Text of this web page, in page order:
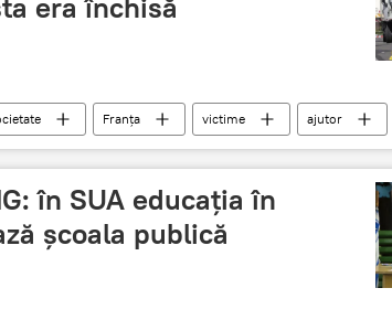
Franța victime
ajutor
Martor ocular hoteluri deschise
în SUA educația în
școala publică